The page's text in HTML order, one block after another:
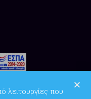
λειτουργίες που